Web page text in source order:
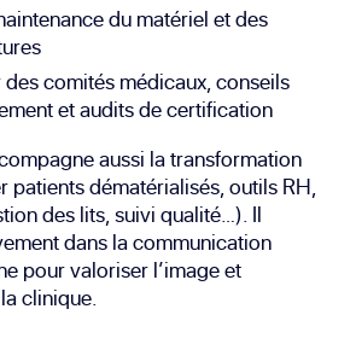
du matériel et des
comités médicaux, conseils
et audits de certification
aussi la transformation
patients dématérialisés, outils RH,
des lits, suivi qualité…). Il
dans la communication
pour valoriser l’image et
clinique.